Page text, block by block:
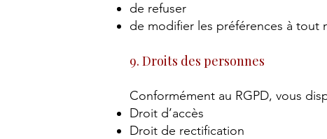
de refuser
de modifier les préférences à tout
9. Droits des personnes
Conformément au RGPD, vous
Droit d’accès
Droit de rectification